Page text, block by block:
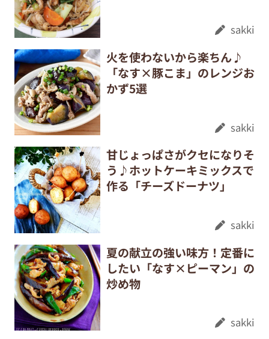
sakki
火を使わないから楽ちん♪
「なす×豚こま」のレンジお
かず5選
sakki
甘じょっぱさがクセになりそ
う♪ホットケーキミックスで
作る「チーズドーナツ」
sakki
夏の献立の強い味方！定番に
したい「なす×ピーマン」の
炒め物
sakki